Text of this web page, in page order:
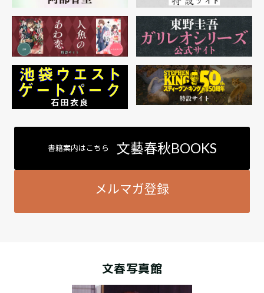
書籍案内はこちら 文藝春秋BOOKS
メルマガ登録
文春写真館